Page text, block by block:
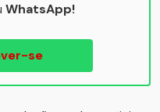
WhatsApp!
se